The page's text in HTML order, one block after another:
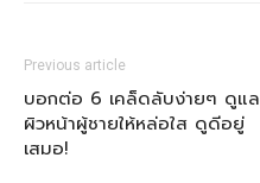
Previous article
บอกต่อ 6 เคล็ดลับง่ายๆ ดูแล
ผิวหน้าผู้ชายให้หล่อใส ดูดีอยู่
เสมอ!